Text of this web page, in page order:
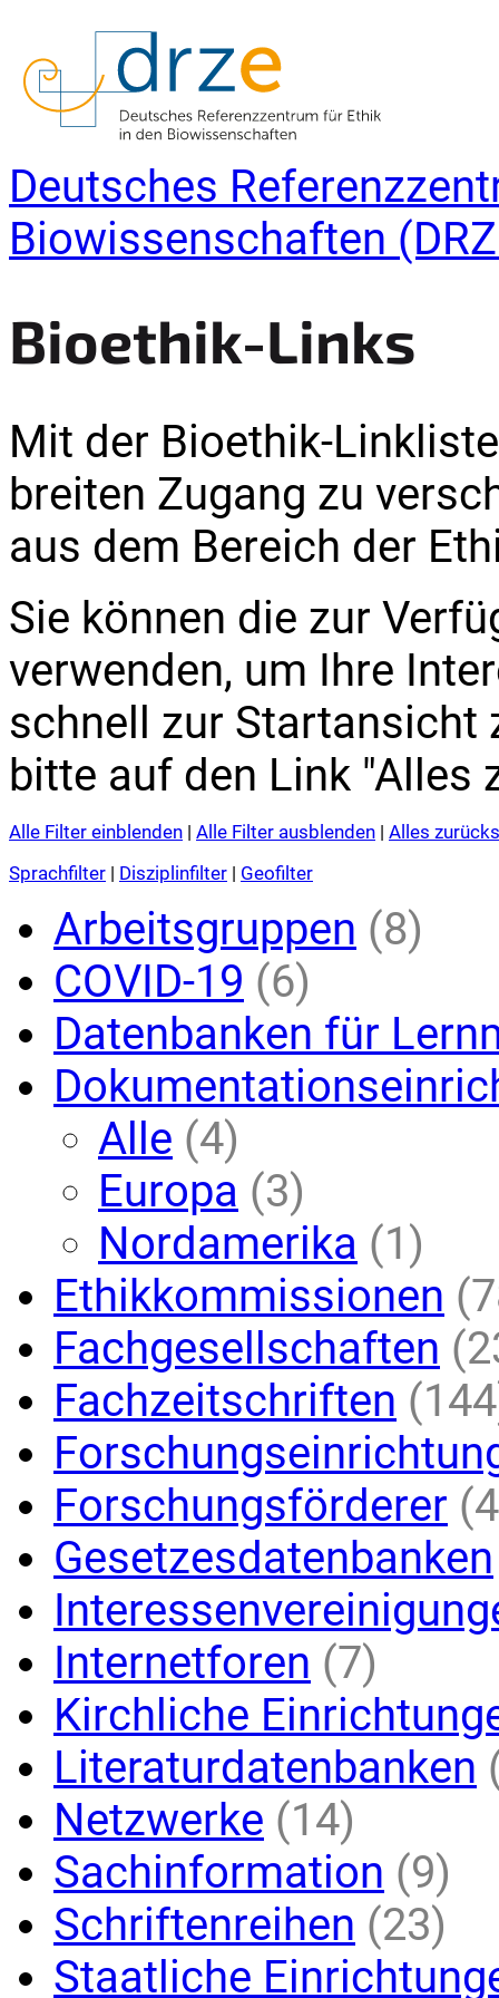
Deutsches
Biowissenschaften
Bioethik-Links
Mit der Bioethik-
breiten Zugang zu
aus dem Bereich der
Sie können die zur
verwenden, um Ihre
schnell zur Startansicht
bitte auf den Link "Alles
Alle Filter einblenden | Alle Filter ausblenden | Alles
Sprachfilter | Disziplinfilter | Geofilter
Arbeitsgruppen (8)
COVID-19 (6)
Datenbanken für
Alle (4)
Europa (3)
Nordamerika (1)
Ethikkommissionen
Fachgesellschaften
Fachzeitschriften
Forschungsförderer
Gesetzesdatenbanken
Internetforen (7)
Kirchliche
Literaturdatenbanken
Netzwerke (14)
Sachinformation (9)
Schriftenreihen (23)
Staatliche